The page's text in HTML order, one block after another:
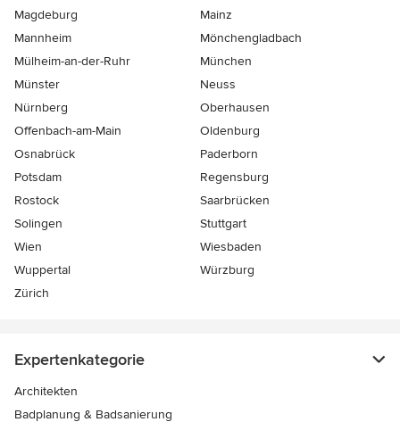
Magdeburg
Mainz
Mannheim
Mönchen­gladbach
Mülheim-an-der-Ruhr
München
Münster
Neuss
Nürnberg
Oberhausen
Offenbach-am-Main
Oldenburg
Osnabrück
Paderborn
Potsdam
Regensburg
Rostock
Saarbrücken
Solingen
Stuttgart
Wien
Wiesbaden
Wuppertal
Würzburg
Zürich
Expertenkategorie
Architekten
Badplanung & Badsanierung